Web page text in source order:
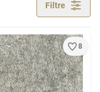
Filtre
8